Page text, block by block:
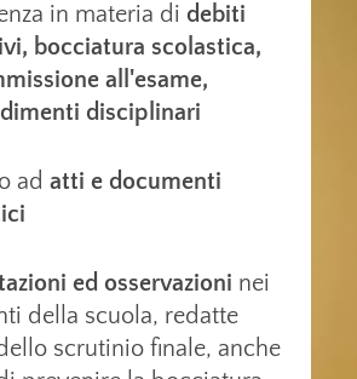
in materia di debiti
bocciatura scolastica,
all'esame,
disciplinari
ad atti e documenti
ed osservazioni nei
della scuola, redatte
scrutinio finale, anche